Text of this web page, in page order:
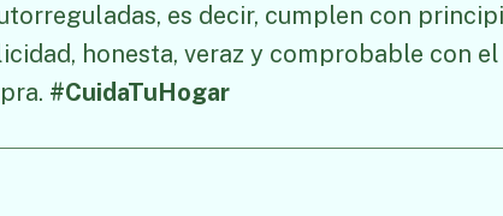
es decir, cumplen con
honesta, veraz y comprobable con
#CuidaTuHogar